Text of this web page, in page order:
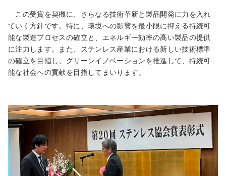
動
ペ
ー
ジ
本
文
動
フ
ッ
タ
ー
に
この受賞を契機に、さらなる技術革新と製品開発に力を入れ
ていく方針です。特に、環境への影響を最小限に抑える持続可
能な製造プロセスの確立と、エネルギー効率の高い製品の提供
に注力します。また、ステンレス産業における新しい技術標準
の確立を目指し、グリーンイノベーションを推進して、持続可
能な社会への貢献を目指してまいります。